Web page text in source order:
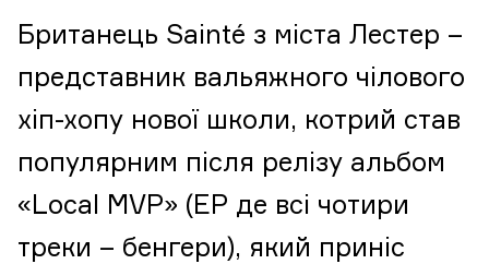
Британець Sainté з міста Лестер –
представник вальяжного чілового
хіп-хопу нової школи, котрий став
популярним після релізу альбом
«Local MVP» (EP де всі чотири
треки – бенгери), який приніс